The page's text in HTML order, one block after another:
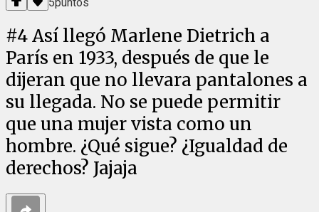
#4Así llegó Marlene Dietrich a
París en 1933, después de que le
dijeran que no llevara pantalones a
su llegada. No se puede permitir
que una mujer vista como un
hombre. ¿Qué sigue? ¿Igualdad de
derechos? Jajaja